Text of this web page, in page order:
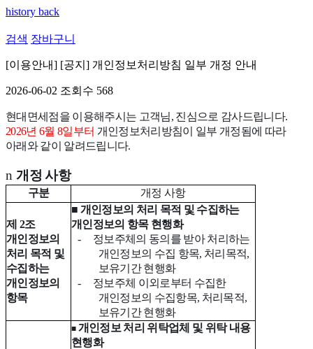
history back
검색 장바구니
[이용안내] [공지] 개인정보처리방침 일부 개정 안내
2026-06-02 조회수 568
현대면세점을 이용해주시는 고객님, 진심으로 감사드립니다.
2026년6월8일부터 개인정보처리방침이 일부 개정됨에 따라
아래와 같이 알려드립니다.
n 개정 사항
구분 개정 사항
제 2조
개인정보의
처리 목적 및
수집하는
개인정보의
항목
■ 개인정보의 처리 목적 및 수집하는
개인정보의 항목 현행화
-
정보주체의 동의를 받아 처리하는
개인정보의 수집 항목, 처리목적,
보유기간 현행화
-
정보주체 이외로부터 수집한
개인정보의 수집항목, 처리목적,
보유기간 현행화
■ 개인정보 처리 위탁업체 및 위탁 내용
현행화